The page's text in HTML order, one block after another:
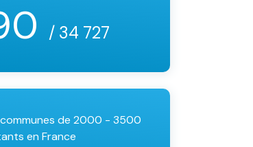
/ 34 727
de 2000 - 3500
en France